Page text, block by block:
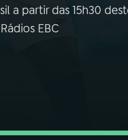
a partir das 15h30
EBC